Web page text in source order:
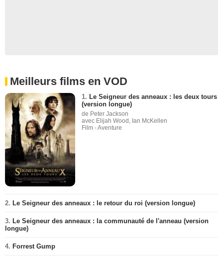
Meilleurs films en VOD
1. Le Seigneur des anneaux : les deux tours
(version longue)
de Peter Jackson
avec Elijah Wood, Ian McKellen
Film - Aventure
2. Le Seigneur des anneaux : le retour du roi (version longue)
3. Le Seigneur des anneaux : la communauté de l'anneau (version
longue)
4. Forrest Gump